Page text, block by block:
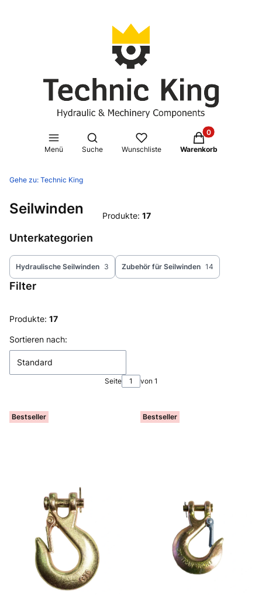
Menü
Suchmaschine öffnen
Suche Wunschliste
Produkte im
Warenkorb
Gehe zu: Technic King
Seilwinden Produkte: 17
Unterkategorien
Hydraulische Seilwinden 3 Zubehör für Seilwinden 14
Filter
Ende der Filter
Produkte: 17
Produktliste
Sortieren nach:
Standard
Seite von 1
Bestseller Bestseller